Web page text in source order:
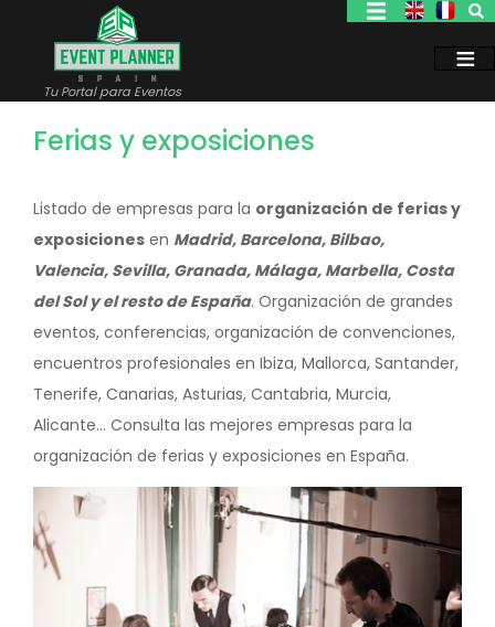
contenido
Tu Portal para Eventos
Ferias y exposiciones
Listado de empresas para la organización de ferias y
exposiciones en Madrid, Barcelona, Bilbao,
Valencia, Sevilla, Granada, Málaga, Marbella, Costa
del Sol y el resto de España. Organización de grandes
eventos, conferencias, organización de convenciones,
encuentros profesionales en Ibiza, Mallorca, Santander,
Tenerife, Canarias, Asturias, Cantabria, Murcia,
Alicante... Consulta las mejores empresas para la
organización de ferias y exposiciones en España.